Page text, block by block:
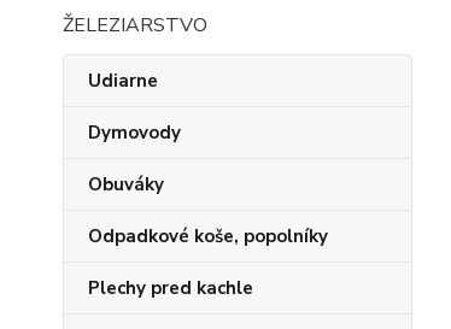
ŽELEZIARSTVO
Udiarne
Dymovody
Obuváky
Odpadkové koše, popolníky
Plechy pred kachle